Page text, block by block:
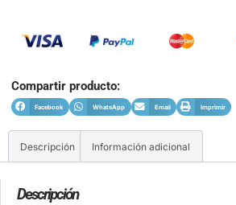
Compartir producto:
Facebook WhatsApp Email Imprimir
Descripción Información adicional
Descripción